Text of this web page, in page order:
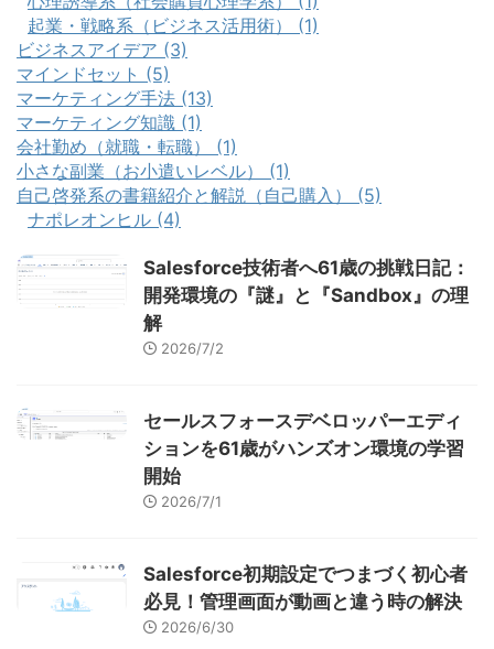
起業・戦略系（ビジネス活用術） (1)
ビジネスアイデア (3)
マインドセット (5)
マーケティング手法 (13)
マーケティング知識 (1)
会社勤め（就職・転職） (1)
小さな副業（お小遣いレベル） (1)
自己啓発系の書籍紹介と解説（自己購入） (5)
ナポレオンヒル (4)
Salesforce技術者へ61歳の挑戦日記：
開発環境の『謎』と『Sandbox』の理
解
2026/7/2
セールスフォースデベロッパーエディ
ションを61歳がハンズオン環境の学習
開始
2026/7/1
Salesforce初期設定でつまづく初心者
必見！管理画面が動画と違う時の解決
2026/6/30